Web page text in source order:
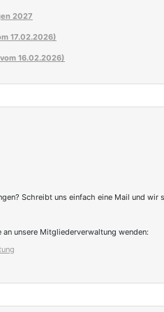
2027
17.02.2026)
16.02.2026)
Schreibt uns einfach eine Mail und wir
unsere Mitgliederverwaltung wenden: